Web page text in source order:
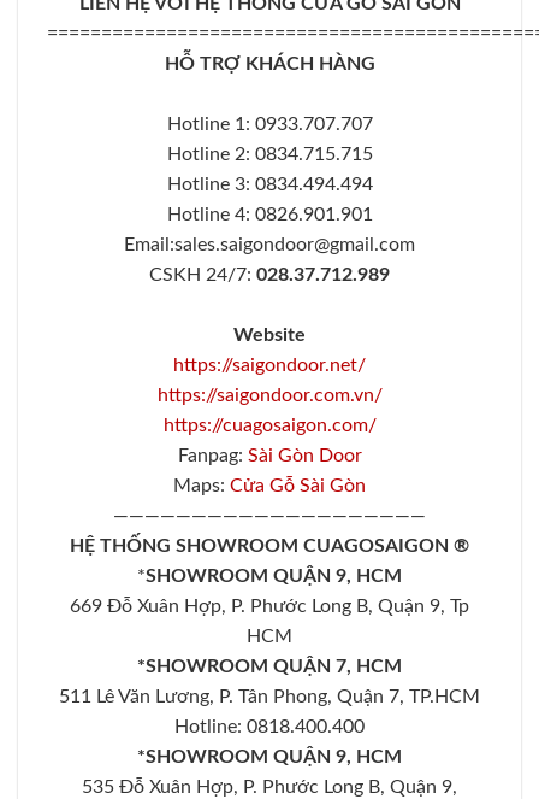
LIÊN HỆ VỚI HỆ THỐNG CỬA GỖ SÀI GÒN
HỖ TRỢ KHÁCH HÀNG
Hotline 1: 0933.707.707
Hotline 2: 0834.715.715
Hotline 3: 0834.494.494
Hotline 4: 0826.901.901
Email:sales.saigondoor@gmail.com
CSKH 24/7: 028.37.712.989
Website
https://saigondoor.net/
https://saigondoor.com.vn/
https://cuagosaigon.com/
Fanpag: Sài Gòn Door
Maps: Cửa Gỗ Sài Gòn
————————————————————
HỆ THỐNG SHOWROOM CUAGOSAIGON ®
*SHOWROOM QUẬN 9, HCM
669 Đỗ Xuân Hợp, P. Phước Long B, Quận 9, Tp
HCM
*SHOWROOM QUẬN 7, HCM
511 Lê Văn Lương, P. Tân Phong, Quận 7, TP.HCM
Hotline: 0818.400.400
*SHOWROOM QUẬN 9, HCM
535 Đỗ Xuân Hợp, P. Phước Long B, Quận 9,